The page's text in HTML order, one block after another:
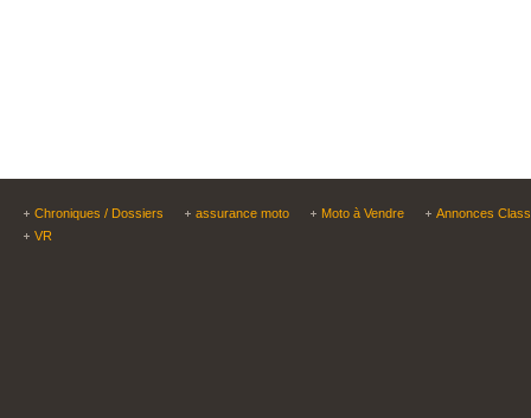
Chroniques / Dossiers assurance moto Moto à Vendre
Annonces
VR